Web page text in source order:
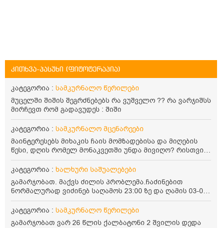
კითხვა-პასუხი (ფიტოტერაპია)
კატეგორია : სამკურნალო წერილები
მუცელში შიშის შეგრძნებებს რა ვუშველო ?? რა ვარჯიშსს
მირჩევთ რომ გადავუდეს : შიში
კატეგორია : სამკურნალო მცენარეები
მაინტერესებს მიხაკის ჩაის მომზადებისა და მიღების
წესი, დღის რომელ მონაკვეთში უნდა მივიღო? რისთვის
არის სასარგებლო და უკუჩვენება თუ აქვს
კატეგორია : ხალხური საშუალებები
გამარჯობათ. მაქვს ძილის პრობლემა.ჩაძინებით
ნორმალურად ვიძინებ საღამოს 23:00 ზე და ღამის 03-00
ან 04:00 საათზე მეღვიძება და მერე ვერ ვიძინებ
ვერაფრით.რამე ხალხური საშუალება თუ არის ამ
პრობლემის მოსაგვარებლად
კატეგორია : სამკურნალო წერილები
გამარჯობათ ვარ 26 წლის ქალბატონი 2 შვილის დედა